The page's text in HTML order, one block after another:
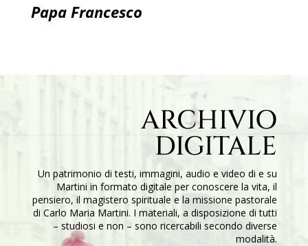
Papa Francesco
ARCHIVIO
DIGITALE
Un patrimonio di testi, immagini, audio e video di e su
Martini in formato digitale per conoscere la vita, il
pensiero, il magistero spirituale e la missione pastorale
di Carlo Maria Martini. I materiali, a disposizione di tutti
– studiosi e non – sono ricercabili secondo diverse
modalità.